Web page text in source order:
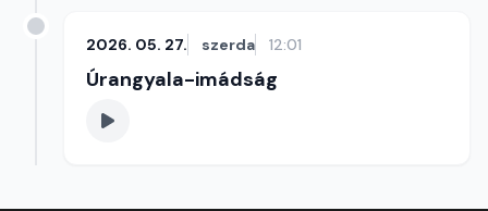
2026. 05. 27. szerda 12:01
Úrangyala-imádság